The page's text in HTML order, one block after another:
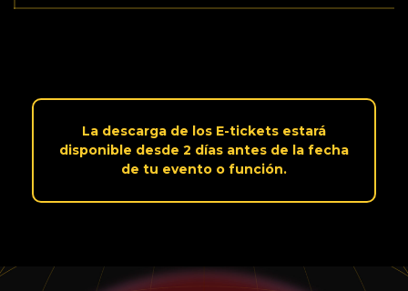
La descarga de los E-tickets estará
disponible desde 2 días antes de la fecha
de tu evento o función.